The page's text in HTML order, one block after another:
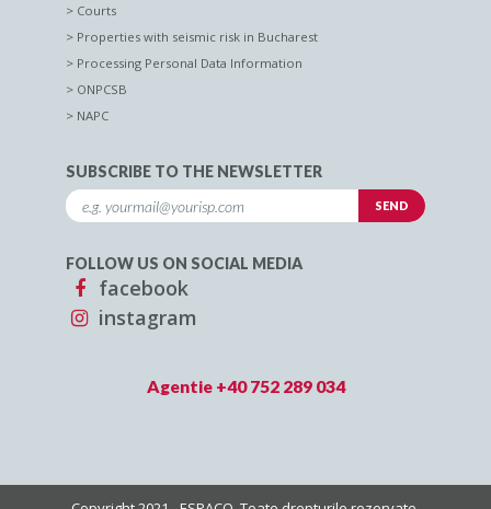
Courts
Properties with seismic risk in Bucharest
Processing Personal Data Information
ONPCSB
NAPC
SUBSCRIBE TO THE NEWSLETTER
FOLLOW US ON SOCIAL MEDIA
facebook
instagram
Agentie +40 752 289 034